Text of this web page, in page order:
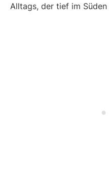
Alltags, der tief im